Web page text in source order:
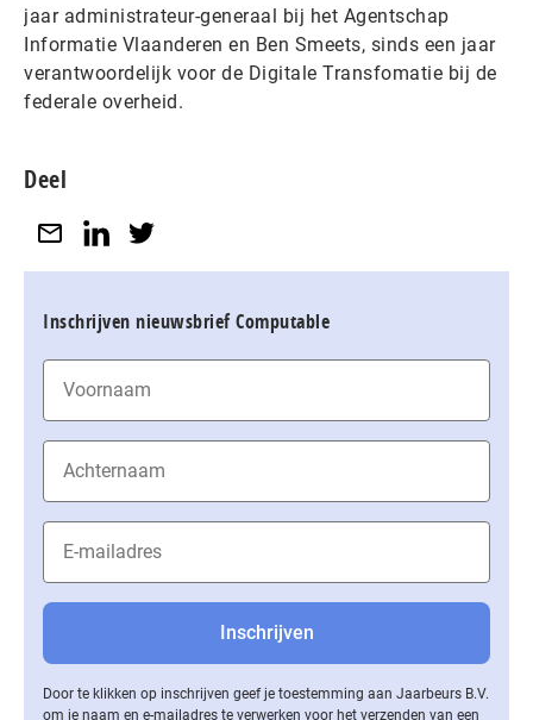
jaar administrateur-generaal bij het Agentschap
Informatie Vlaanderen en Ben Smeets, sinds een jaar
verantwoordelijk voor de Digitale Transfomatie bij de
federale overheid.
Deel
Inschrijven nieuwsbrief Computable
Door te klikken op inschrijven geef je toestemming aan Jaarbeurs B.V.
om je naam en e-mailadres te verwerken voor het verzenden van een